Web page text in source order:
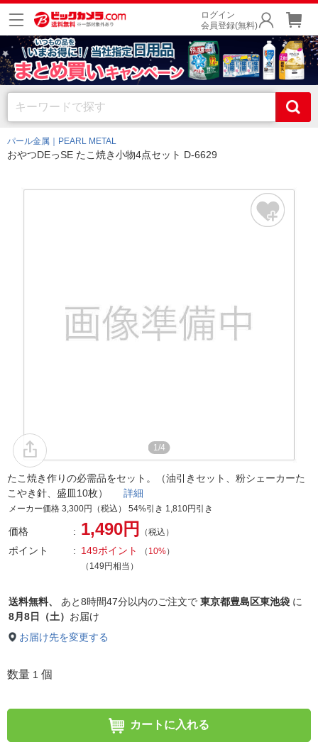
ログイン
会員登録(無料)
パール金属｜PEARL METAL
おやつDEっSE たこ焼き小物4点セット D-6629
1/4
たこ焼き作りの必需品をセット。（油引きセット、粉シェーカーた
こやき針、盛皿10枚） 詳細
メーカー価格 3,300円（税込） 54%引き 1,810円引き
価格 1,490円 （税込）
ポイント 149ポイント （ 10%）
（149円相当）
送料無料、 あと8時間47分以内のご注文で 東京都豊島区東池袋 に
8月8日（土） お届け
お届け先を変更する
数量 1 個
カートに入れる